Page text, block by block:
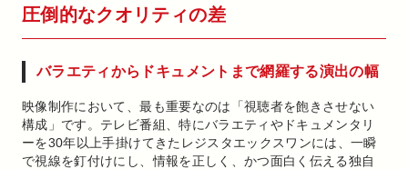
圧倒的なクオリティの差
バラエティからドキュメントまで網羅する演出の幅
映像制作において、最も重要なのは「視聴者を飽きさせない
構成」です。テレビ番組、特にバラエティやドキュメンタリ
ーを30年以上手掛けてきたレジスタエックスワンには、一瞬
で視線を釘付けにし、情報を正しく、かつ面白く伝える独自